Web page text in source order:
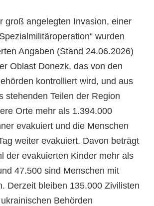
groß angelegten Invasion, einer
wurden
Angaben (Stand 24.06.2026)
Oblast Donezk, das von den
kontrolliert wird, und aus
stehenden Teilen der Region
Orte mehr als 1.394.000
evakuiert und die Menschen
weiter evakuiert. Davon beträgt
der evakuierten Kinder mehr als
47.500 sind Menschen mit
Derzeit bleiben 135.000 Zivilisten
Behörden